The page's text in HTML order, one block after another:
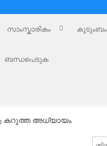
സാംസ്കാരികം കുടുംബം
ബന്ധപെടുക
കറുത്ത അധ്യായം.